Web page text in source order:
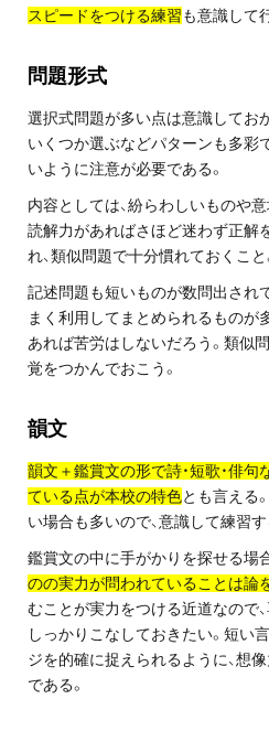
プロ
0120-
受付:9:30～21:30(
お問い合わせ
スピードをつける練習も意識して
問題形式
選択式問題が多い点は意識してお
いくつか選ぶなどパターンも多彩
いように注意が必要である。
内容としては、紛らわしいものや
読解力があればさほど迷わず正解
れ、類似問題で十分慣れておくこと
記述問題も短いものが数問出され
まく利用してまとめられるものが
あれば苦労はしないだろう。類似
覚をつかんでおこう。
韻文
韻文＋鑑賞文の形で詩・短歌・俳
ている点が本校の特色とも言える
い場合も多いので、意識して練習す
鑑賞文の中に手がかりを探せる場
のの実力が問われていることは論
むことが実力をつける近道なので
しっかりこなしておきたい。短い
ジを的確に捉えられるように、想
である。